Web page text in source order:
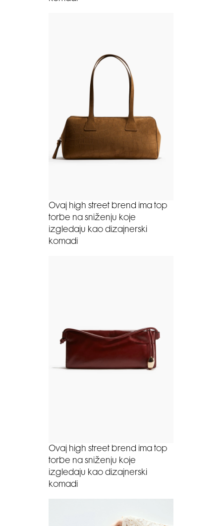
Ovaj high street brend ima top
torbe na sniženju koje
izgledaju kao dizajnerski
komadi
Ovaj high street brend ima top
torbe na sniženju koje
izgledaju kao dizajnerski
komadi